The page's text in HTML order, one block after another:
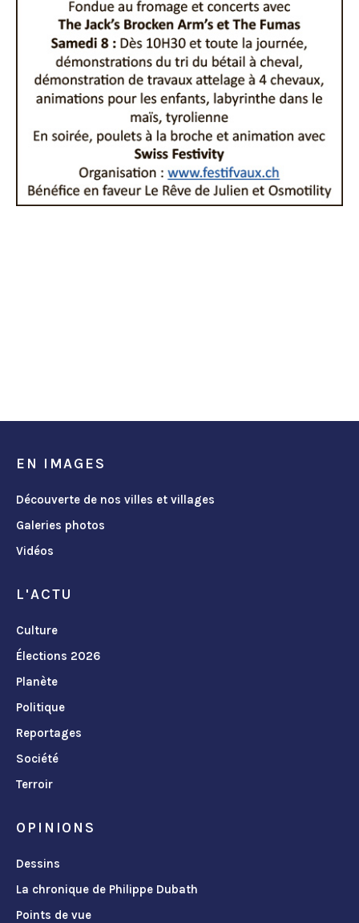
EN IMAGES
Découverte de nos villes et villages
Galeries photos
Vidéos
L'ACTU
Culture
Élections 2026
Planète
Politique
Reportages
Société
Terroir
OPINIONS
Dessins
La chronique de Philippe Dubath
Points de vue